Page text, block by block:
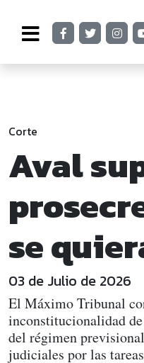
Corte
Aval
se
03 de Julio de 2026
El Máximo Tribunal
inconstitucionalidad
del régimen
judiciales por las